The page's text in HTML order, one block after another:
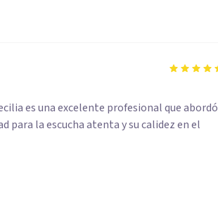
es una excelente profesional que abordó
para la escucha atenta y su calidez en el